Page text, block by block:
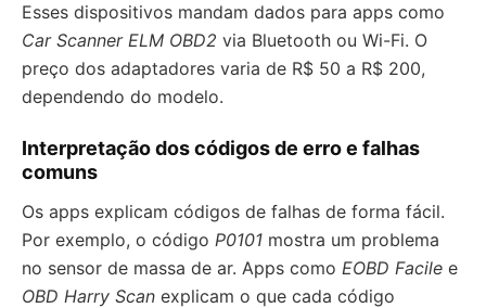
Esses dispositivos mandam dados para apps como
Car Scanner ELM OBD2 via Bluetooth ou Wi-Fi. O
preço dos adaptadores varia de R$ 50 a R$ 200,
dependendo do modelo.
Interpretação dos códigos de erro e falhas
comuns
Os apps explicam códigos de falhas de forma fácil.
Por exemplo, o código P0101 mostra um problema
no sensor de massa de ar. Apps como EOBD Facile e
OBD Harry Scan explicam o que cada código